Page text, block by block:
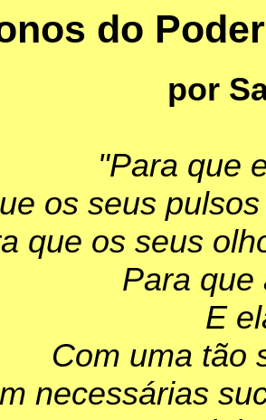
do
por
"Para que
os seus
que os seus
Para que
E
Com uma tão
necessárias